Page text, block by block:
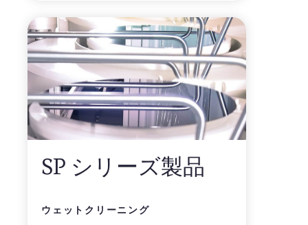
SP シリーズ製品
ウェットクリーニング